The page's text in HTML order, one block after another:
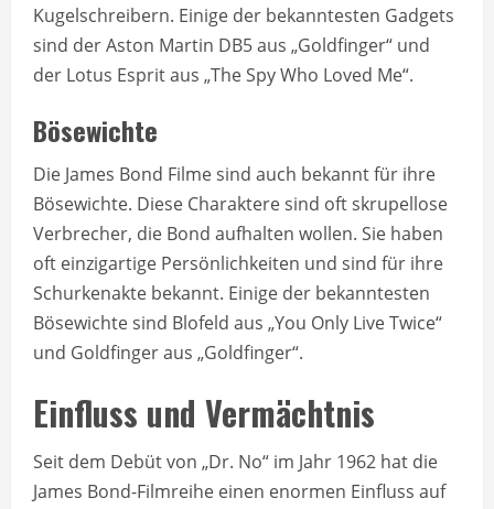
Kugelschreibern. Einige der bekanntesten Gadgets
sind der Aston Martin DB5 aus „Goldfinger“ und
der Lotus Esprit aus „The Spy Who Loved Me“.
Bösewichte
Die James Bond Filme sind auch bekannt für ihre
Bösewichte. Diese Charaktere sind oft skrupellose
Verbrecher, die Bond aufhalten wollen. Sie haben
oft einzigartige Persönlichkeiten und sind für ihre
Schurkenakte bekannt. Einige der bekanntesten
Bösewichte sind Blofeld aus „You Only Live Twice“
und Goldfinger aus „Goldfinger“.
Einfluss und Vermächtnis
Seit dem Debüt von „Dr. No“ im Jahr 1962 hat die
James Bond-Filmreihe einen enormen Einfluss auf